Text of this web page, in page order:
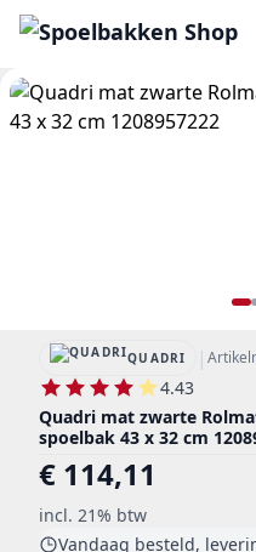
QUADRI |
4.43
Quadri mat zwarte
spoelbak 43 x 32 cm
€ 114,11
incl. 21% btw
Vandaag besteld,